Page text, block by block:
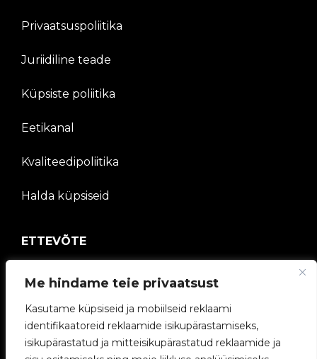
Me hindame teie privaatsust
Kasutame küpsiseid ja mobiilseid reklaami
identifikaatoreid reklaamide isikupärastamiseks,
isikupärastatud ja mitteisikupärastatud reklaamide ja
Privaatsuspoliitika
Juriidiline teade
Küpsiste poliitika
Eetikanal
Kvaliteedipoliitika
Halda küpsiseid
ETTEVÕTE
V2C kogukond
Töötage meiega
e-Laadijad